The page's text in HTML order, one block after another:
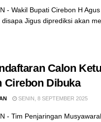
- Wakil Bupati Cirebon H
Jigus diprediksi akan
Calon
Cirebon Dibuka
SENIN, 8 SEPTEMBER 2025
- Tim Penjaringan